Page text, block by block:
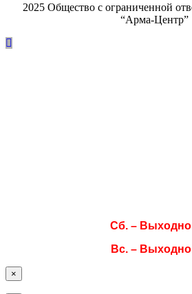
2025 Общество с ограниченной
“Арма-Центр”
Сб. –
Вс. –
×